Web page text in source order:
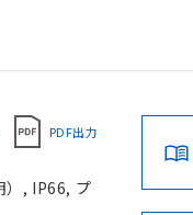
PDF出力
）, IP66, プ